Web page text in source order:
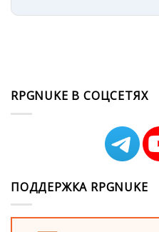
RPGNUKE В СОЦСЕТЯХ
ПОДДЕРЖКА RPGNUKE